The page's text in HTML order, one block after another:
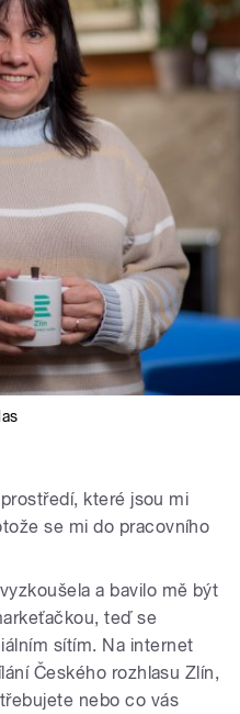
které jsou mi
se mi do pracovního
a bavilo mě být
teď se
sítím. Na internet
Českého rozhlasu Zlín,
nebo co vás